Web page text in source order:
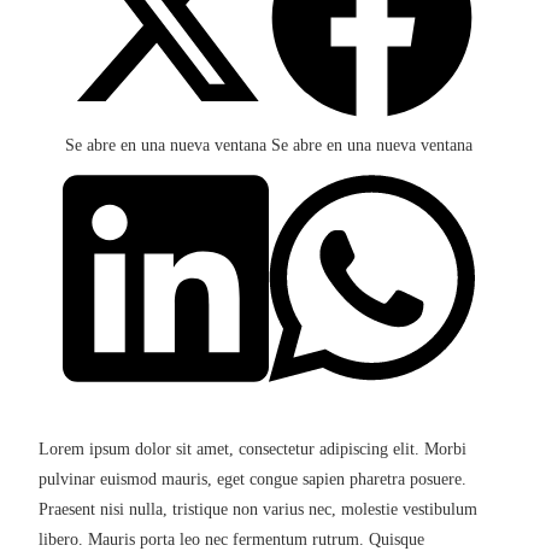
Se abre en una nueva ventana Se abre en una nueva ventana
Lorem ipsum dolor sit amet, consectetur adipiscing elit. Morbi
pulvinar euismod mauris, eget congue sapien pharetra posuere.
Praesent nisi nulla, tristique non varius nec, molestie vestibulum
libero. Mauris porta leo nec fermentum rutrum. Quisque